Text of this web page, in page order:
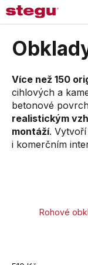
Přejít
na
obsah
Více než 150
cihlových a
betonové
realistickým
montáží.
i komerčním
Rohové
K
o
o
p
o
t
ř